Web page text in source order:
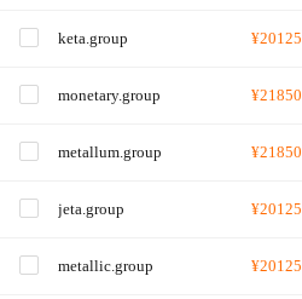
keta.group ¥20125
monetary.group ¥21850
metallum.group ¥21850
jeta.group ¥20125
metallic.group ¥20125